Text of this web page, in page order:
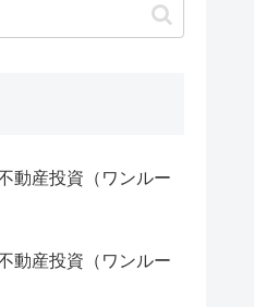
動産投資（ワンルー
動産投資（ワンルー